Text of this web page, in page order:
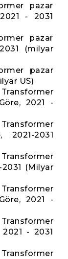
pazar
- 2031
pazar
(milyar
pazar
US)
2021 -
2031
2031 (Milyar
2021 -
- 2031